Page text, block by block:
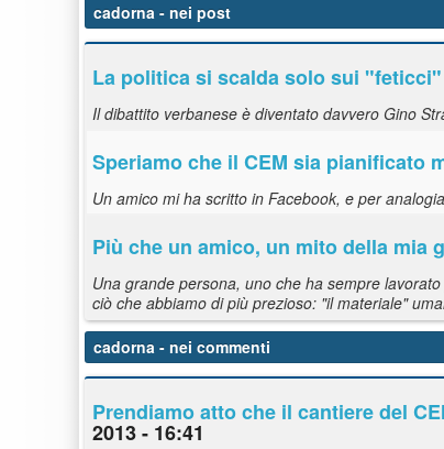
cadorna - nei post
La politica si scalda solo sui "feticci"
Il dibattito verbanese è diventato davvero Gino
Speriamo che il CEM sia pianificato
Un amico mi ha scritto in Facebook, e per
Più che un amico, un mito della mia
Una grande persona, uno che ha sempre
ciò che abbiamo di più prezioso: "il materiale"
cadorna - nei commenti
Prendiamo atto che il cantiere del
2013 - 16:41